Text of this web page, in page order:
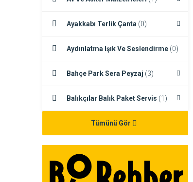
Ayakkabı Terlik Çanta (0)
Aydınlatma Işık Ve Seslendirme (0)
Bahçe Park Sera Peyzaj (3)
Balıkçılar Balık Paket Servis (1)
Tümünü Gör